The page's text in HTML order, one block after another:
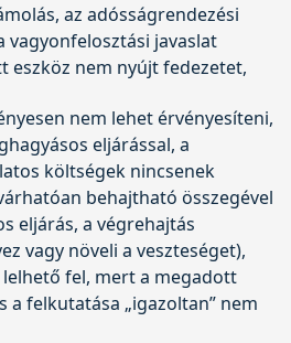
az adósságrendezési
vagyonfelosztási javaslat
eszköz nem nyújt fedezetet,
nem lehet érvényesíteni,
eljárással, a
költségek nincsenek
behajtható összegével
eljárás, a végrehajtás
vagy növeli a veszteséget),
fel, mert a megadott
a felkutatása „igazoltan” nem